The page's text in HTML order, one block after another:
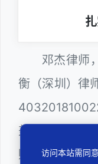
邓杰律师
衡（深圳）律
兼任深圳市人
购评审专家（
访问本站需同